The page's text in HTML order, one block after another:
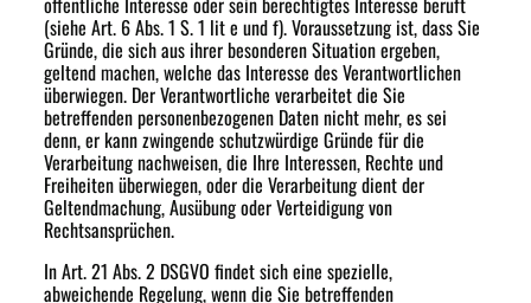
(siehe Art. 6 Abs. 1 S. 1 lit e und f). Voraussetzung ist, dass Sie
Gründe, die sich aus ihrer besonderen Situation ergeben,
geltend machen, welche das Interesse des Verantwortlichen
überwiegen. Der Verantwortliche verarbeitet die Sie
betreffenden personenbezogenen Daten nicht mehr, es sei
denn, er kann zwingende schutzwürdige Gründe für die
Verarbeitung nachweisen, die Ihre Interessen, Rechte und
Freiheiten überwiegen, oder die Verarbeitung dient der
Geltendmachung, Ausübung oder Verteidigung von
Rechtsansprüchen.
In Art. 21 Abs. 2 DSGVO findet sich eine spezielle,
abweichende Regelung, wenn die Sie betreffenden